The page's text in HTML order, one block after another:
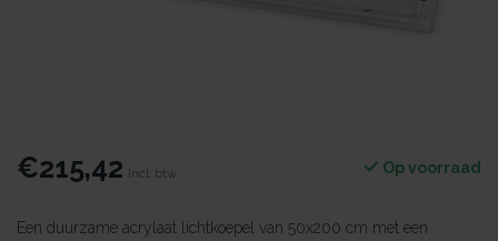
€215,42 Incl. btw Op voorraad
Een duurzame acrylaat lichtkoepel van 50x200 cm met een